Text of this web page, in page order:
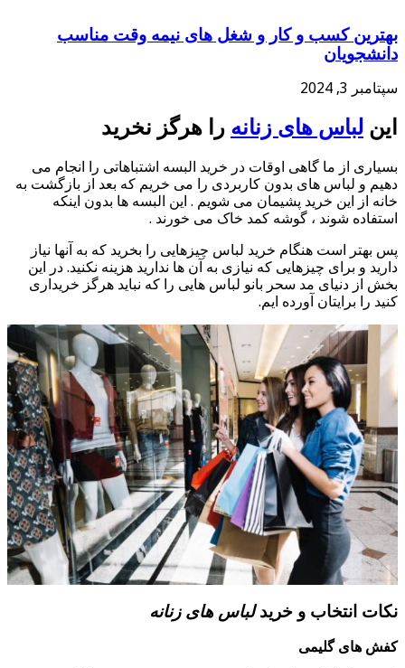
بهترین کسب و کار و شغل های نیمه وقت مناسب
دانشجویان
سپتامبر 3, 2024
این لباس های زنانه را هرگز نخرید
بسیاری از ما گاهی اوقات در خرید البسه اشتباهاتی را انجام می
دهیم و لباس های بدون کاربردی را می خریم که بعد از بازگشت به
خانه از این خرید پشیمان می شویم . این البسه ها بدون اینکه
استفاده شوند ، گوشه کمد خاک می خورند .
پس بهتر است هنگام خرید لباس چیزهایی را بخرید که به آنها نیاز
دارید و برای چیزهایی که نیازی به آن ها ندارید هزینه نکنید. در این
بخش از دنیای مد سحر بانو لباس هایی را که نباید هرگز خریداری
کنید را برایتان آورده ایم.
نکات انتخاب و خریدلباس های زنانه
کفش های گلیمی